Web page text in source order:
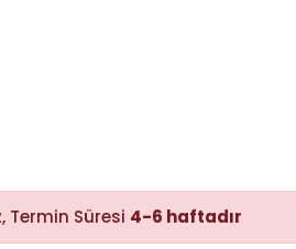
Termin Süresi 4-6 haftadır
ödeme
adımına
kolayca
taksitleri
sepette
görebilirsiniz.